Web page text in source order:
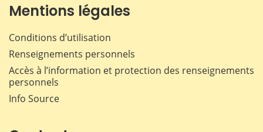
Mentions légales
Conditions d’utilisation
Renseignements personnels
Accès à l’information et protection des renseignements
personnels
Info Source